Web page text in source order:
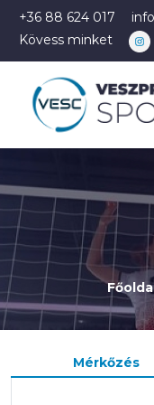
+36 88 624 017
Kövess minket
Mérkőzés